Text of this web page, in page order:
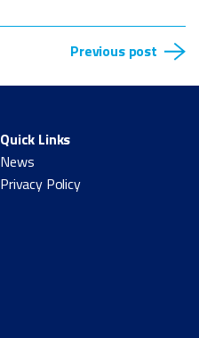
Previous post
Quick Links
News
Privacy Policy